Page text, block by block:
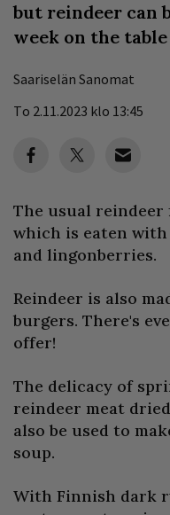
but reindeer can
week on the
Saariselän Sanomat
To 2.11.2023 klo 13:45
The usual
which is eaten with
and lingonberries.
Reindeer is also
burgers. There's
offer!
The delicacy of
reindeer meat
also be used to
soup.
With Finnish dark